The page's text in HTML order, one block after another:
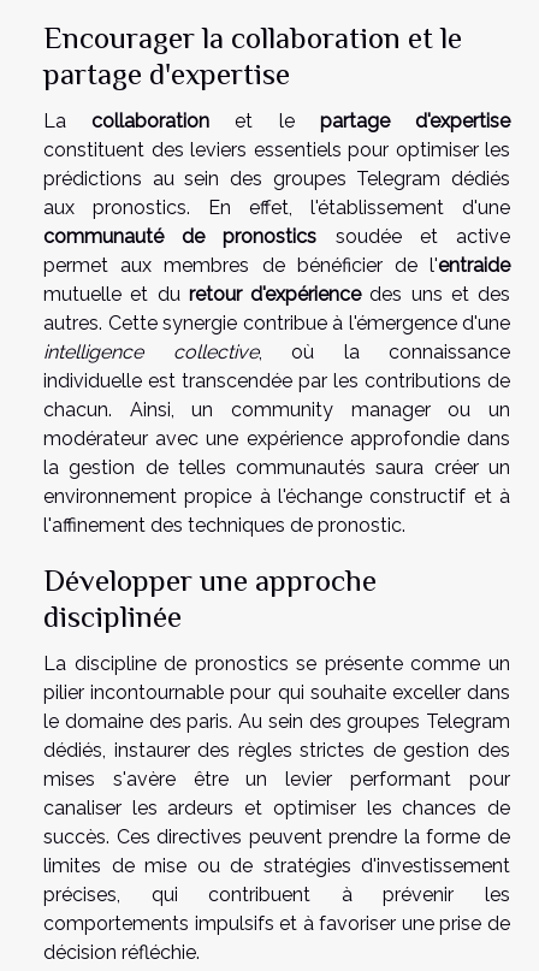
Encourager la collaboration et le
partage d'expertise
Lacollaboration et le partage d'expertise
constituent des leviers essentiels pour optimiser les
prédictions au sein des groupes Telegram dédiés
aux pronostics. En effet, l'établissement d'une
communauté de pronostics soudée et active
permet aux membres de bénéficier de l'entraide
mutuelle et du retour d'expériencedes uns et des
autres. Cette synergie contribue à l'émergence d'une
intelligence collective, où la connaissance
individuelle est transcendée par les contributions de
chacun. Ainsi, un community manager ou un
modérateur avec une expérience approfondie dans
la gestion de telles communautés saura créer un
environnement propice à l'échange constructif et à
l'affinement des techniques de pronostic.
Développer une approche
disciplinée
La discipline de pronostics se présente comme un
pilier incontournable pour qui souhaite exceller dans
le domaine des paris. Au sein des groupes Telegram
dédiés, instaurer des règles strictes de gestion des
mises s'avère être un levier performant pour
canaliser les ardeurs et optimiser les chances de
succès. Ces directives peuvent prendre la forme de
limites de mise ou de stratégies d'investissement
précises, qui contribuent à prévenir les
comportements impulsifs et à favoriser une prise de
décision réfléchie.